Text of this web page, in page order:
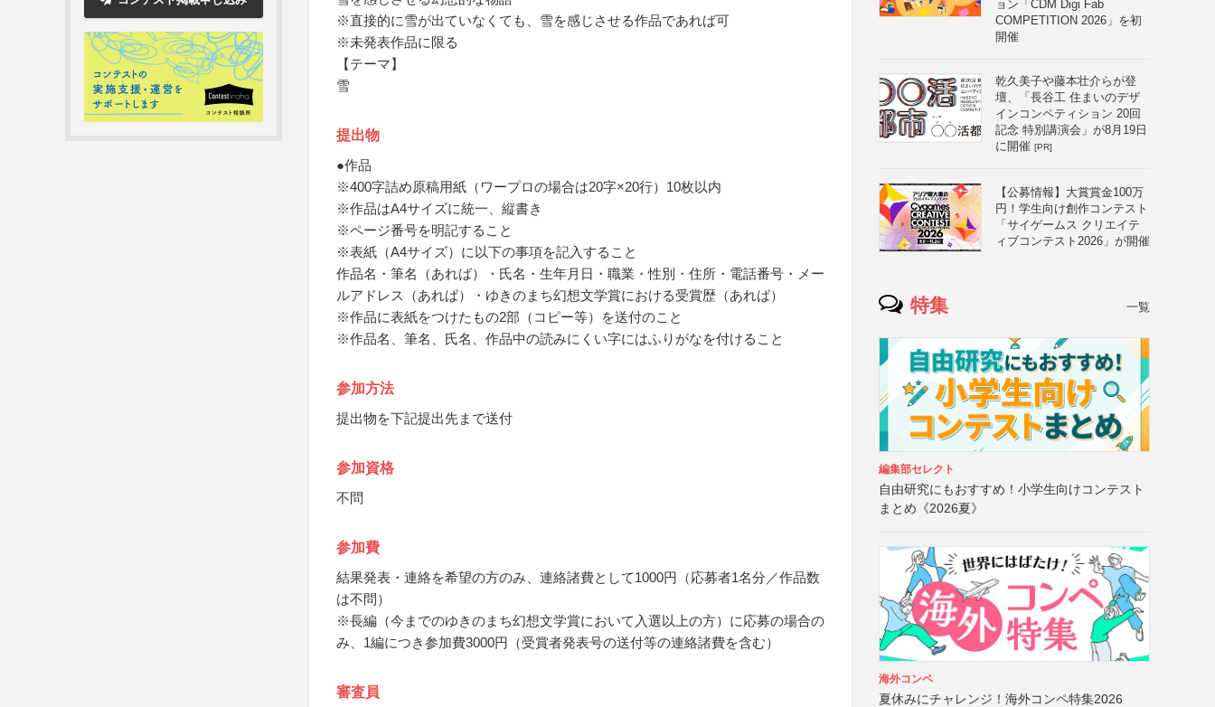
※直接的に雪が出ていなくても、雪を感じさせる作品であれば可
※未発表作品に限る
【テーマ】
雪
提出物
●作品
※400字詰め原稿用紙（ワープロの場合は20字×20行）10枚以内
※作品はA4サイズに統一、縦書き
※ページ番号を明記すること
※表紙（A4サイズ）に以下の事項を記入すること
作品名・筆名（あれば）・氏名・生年月日・職業・性別・住所・電話番号・メー
ルアドレス（あれば）・ゆきのまち幻想文学賞における受賞歴（あれば）
※作品に表紙をつけたもの2部（コピー等）を送付のこと
※作品名、筆名、氏名、作品中の読みにくい字にはふりがなを付けること
参加方法
提出物を下記提出先まで送付
参加資格
不問
参加費
結果発表・連絡を希望の方のみ、連絡諸費として1000円（応募者1名分／作品数
は不問）
※長編（今までのゆきのまち幻想文学賞において入選以上の方）に応募の場合の
み、1編につき参加費3000円（受賞者発表号の送付等の連絡諸費を含む）
審査員
ョン「CDM Digi Fab
COMPETITION 2026」を初
開催
乾久美子や藤本壮介らが登
壇、「長谷工 住まいのデザ
インコンペティション 20回
記念 特別講演会」が8月19日
に開催 [PR]
【公募情報】大賞賞金100万
円！学生向け創作コンテスト
「サイゲームス クリエイテ
ィブコンテスト2026」が開催
特集 一覧
編集部セレクト
自由研究にもおすすめ！小学生向けコンテスト
まとめ《2026夏》
海外コンペ
夏休みにチャレンジ！海外コンペ特集2026